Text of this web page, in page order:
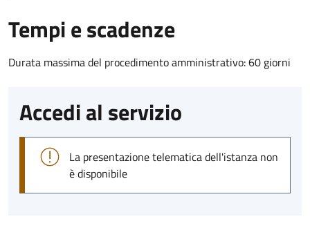
Tempi e scadenze
Durata massima del procedimento amministrativo: 60 giorni
Accedi al servizio
La presentazione telematica dell'istanza non
è disponibile